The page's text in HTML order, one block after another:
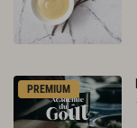
PREMIUM